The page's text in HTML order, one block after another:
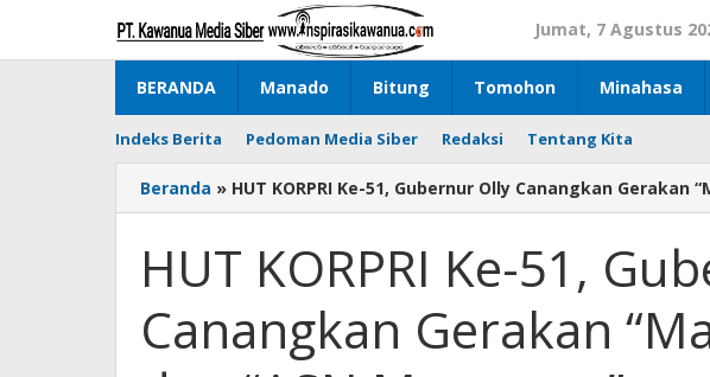
konten
Jumat, 7 Agustus
BERANDA Manado Bitung Tomohon Minahasa
Indeks Berita Pedoman Media Siber Redaksi Tentang Kita
Beranda » HUT KORPRI Ke-51, Gubernur Olly Canangkan Gerakan
HUT KORPRI Ke-51,
Canangkan Gerakan